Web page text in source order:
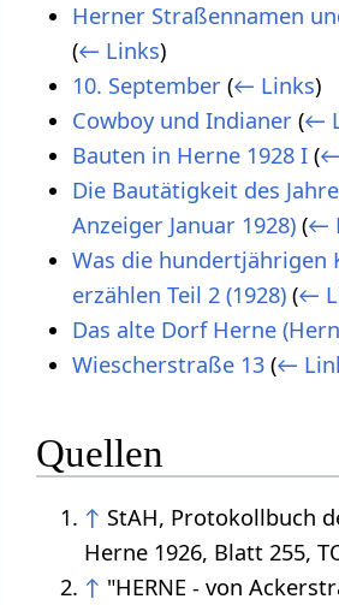
Herner Straßennamen
(← Links)
10. September (← Links)
Cowboy und Indianer (←
Bauten in Herne 1928 I (←
Die Bautätigkeit des
Anzeiger Januar 1928) (←
Was die hundertjährigen
erzählen Teil 2 (1928) (←
Das alte Dorf Herne
Wiescherstraße 13 (←
Quellen
↑ StAH, Protokollbuch
Herne 1926, Blatt 255,
↑ "HERNE - von